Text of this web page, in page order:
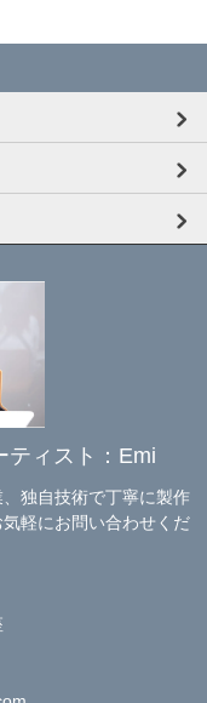
ティスト：Emi
独自技術で丁寧に製作
軽にお問い合わせくだ